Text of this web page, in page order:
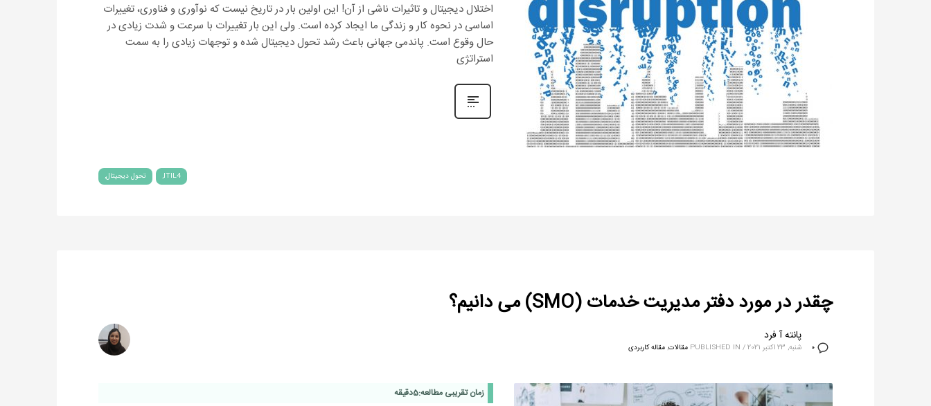
اختلال دیجیتال و تاثیرات ناشی از آن! این اولین بار در تاریخ نیست که نوآوری و فناوری، تغییرات
اساسی در نحوه کار و زندگی ما ایجاد کرده است. ولی این بار تغییرات با سرعت و شدت زیادی در
حال وقوع است. پاندمی جهانی باعث رشد تحول دیجیتال شده و توجهات زیادی را به سمت
استراتژی
ITIL4 تحول دیجیتال
چقدر در مورد دفتر مدیریت خدمات (SMO) می دانیم؟
0
پانته آ فرد
شنبه, 23 اکتبر 2021 /
PUBLISHED IN مقالات,مقاله کاربردی
زمان تقریبی مطالعه:5دقیقه